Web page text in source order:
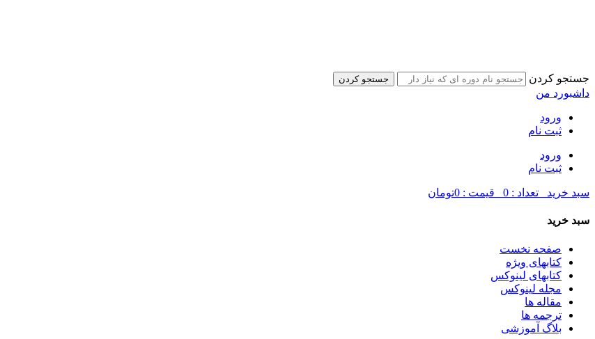
جستجو کردن جستجو کردن
داشبورد من
ورود
ثبت نام
ورود
ثبت نام
سبد خرید تعداد : 0 قیمت : 0تومان
سبد خرید
صفحه نخست
کتابهای ویژه
کتابهای لینوکس
مجله لینوکس
مقاله ها
ترجمه ها
بلاگ آموزشی